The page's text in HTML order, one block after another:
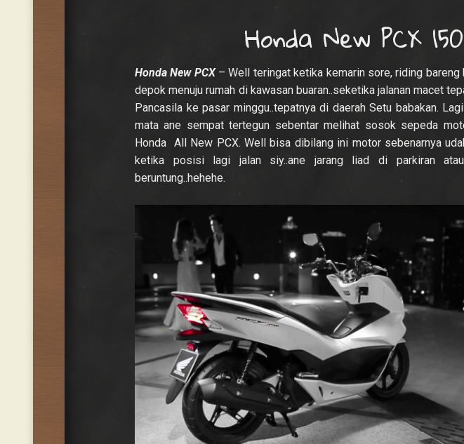
Honda New PCX 150
Honda New PCX– Well teringat ketika kemarin sore, riding bareng
depok menuju rumah di kawasan buaran..seketika jalanan macet
Pancasila ke pasar minggu..tepatnya di daerah Setu babakan.
mata ane sempat tertegun sebentar melihat sosok sepeda
Honda All New PCX. Well bisa dibilang ini motor sebenarnya
ketika posisi lagi jalan siy..ane jarang liad di parkiran
beruntung..hehehe.